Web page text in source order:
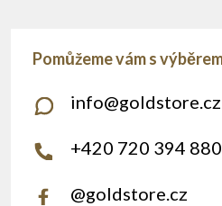
info@goldstore.cz
+420 720 394 880
@goldstore.cz